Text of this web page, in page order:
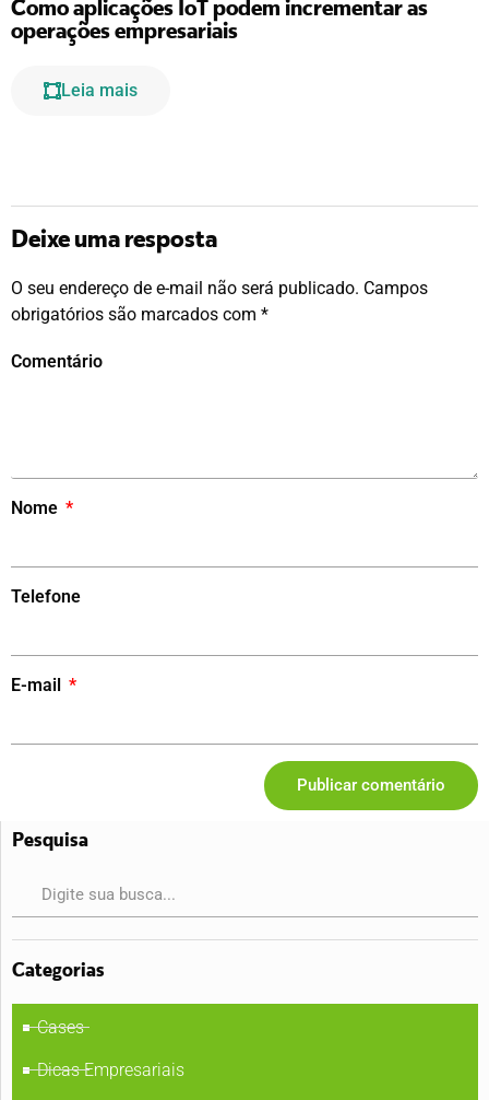
Como aplicações IoT podem incrementar as
operações empresariais
Leia mais
Deixe uma resposta
O seu endereço de e-mail não será publicado. Campos
obrigatórios são marcados com *
Comentário
Nome
Telefone
E-mail
Publicar comentário
Pesquisa
Categorias
Cases
Dicas Empresariais